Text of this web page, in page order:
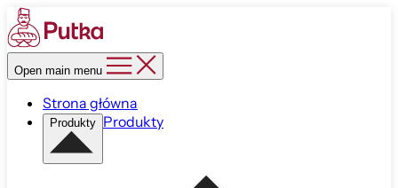
Open main menu
Strona główna
Produkty Produkty